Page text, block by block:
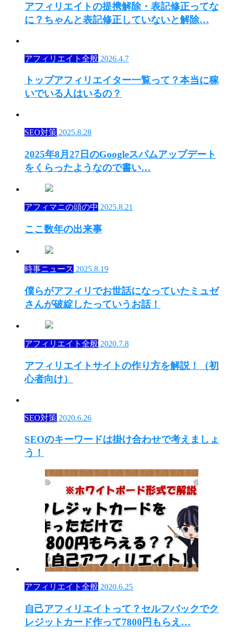
アフィリエイトの提携解除・表記修正ってな
に？ちゃんと表記修正していないと解除…
アフィリエイト全般 2026.4.7
トップアフィリエイター一覧って？本当に稼
いでいる人はいるの？
SEO対策 2025.8.28
2025年8月27日のGoogleスパムアップデート
をくらったようなので書い…
アフィマニの頭の中 2025.8.21
ここ数年の出来事
時事ニュース 2025.8.19
僕らがアフィリでお世話になっていたミュゼ
さんが破綻したっていうお話！
アフィリエイト全般 2020.7.8
アフィリエイトサイトの作り方を解説！（初
心者向け）
SEO対策 2020.6.26
SEOのキーワードは掛け合わせで考えましょ
う！
アフィリエイト全般 2020.6.25
自己アフィリエイトって？セルフバックでク
レジットカード作って7800円もらえ…